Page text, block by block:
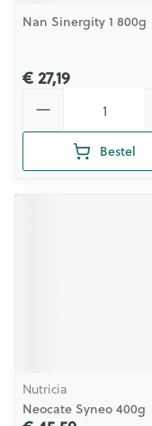
Nan Sinergity 1 800g
€ 27,19
Bestel
Nutricia
Neocate Syneo 400g